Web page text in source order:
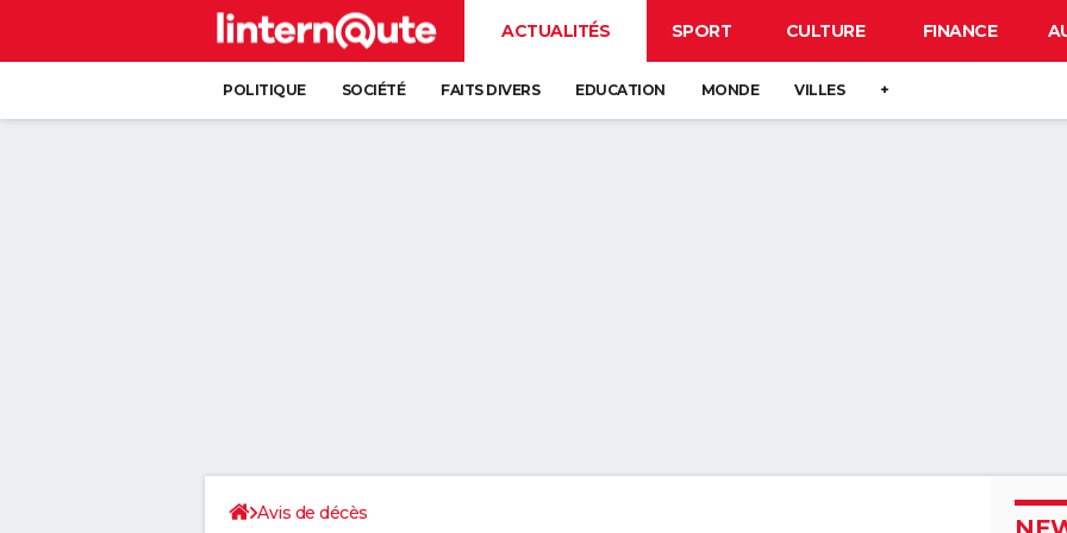
ACTUALITÉS SPORT CULTURE FINANCE
POLITIQUE SOCIÉTÉ FAITS DIVERS EDUCATION MONDE VILLES +
Avis de décès